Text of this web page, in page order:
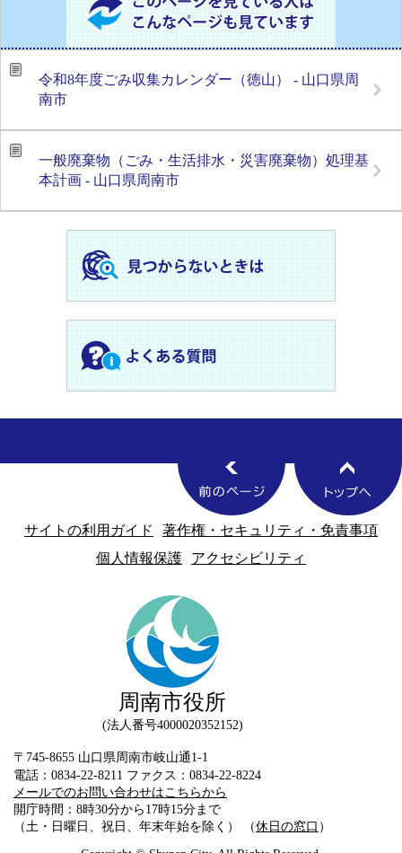
令和8年度ごみ収集カレンダー（徳山） - 山口県周
南市
一般廃棄物（ごみ・生活排水・災害廃棄物）処理基
本計画 - 山口県周南市
サイトの利用ガイド
著作権・セキュリティ・免責事項
個人情報保護
アクセシビリティ
周南市役所
法人番号4000020352152
〒745-8655 山口県周南市岐山通1-1
電話：0834-22-8211 ファクス：0834-22-8224
メールでのお問い合わせはこちらから
開庁時間：8時30分から17時15分まで
（土・日曜日、祝日、年末年始を除く） （休日の窓口 ）